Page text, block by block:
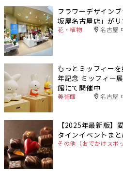
フラワーデザイン
坂屋名古屋店」が
花・植物 名古屋
もっとミッフィー
年記念 ミッフィー
館にて開催中
美術館 名古屋
【2025年最新版】
タインイベントまと
その他（おでかけスポ